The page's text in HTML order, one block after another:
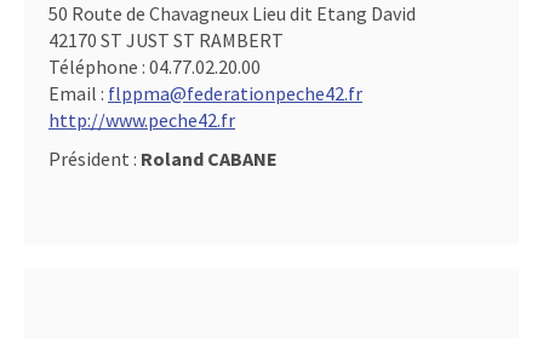
50 Route de Chavagneux Lieu dit Etang David
42170 ST JUST ST RAMBERT
Téléphone : 04.77.02.20.00
Email : flppma@federationpeche42.fr
http://www.peche42.fr
Président : Roland CABANE